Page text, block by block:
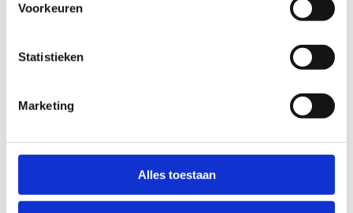
Voorkeuren
Statistieken
Marketing
Alles toestaan
Anti-Robot Verification
Click to start verification